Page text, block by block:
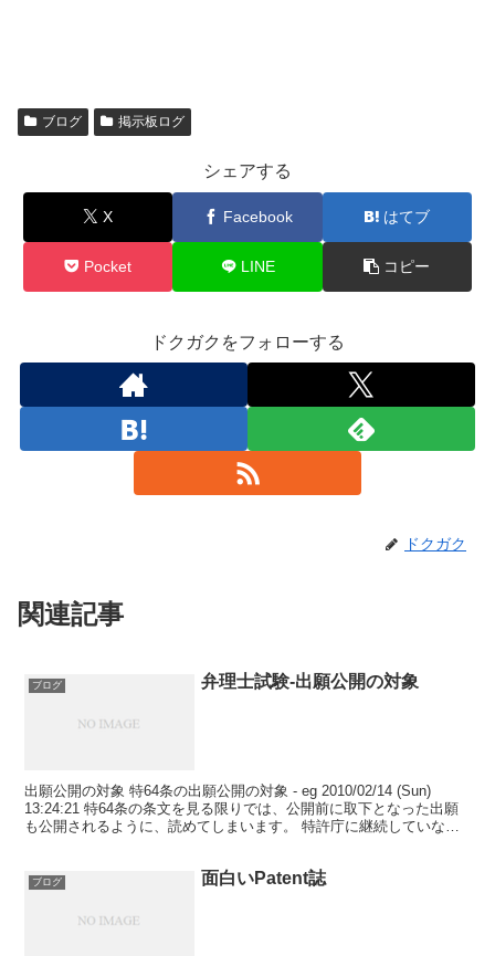
ブログ 掲示板ログ
シェアする
X Facebook はてブ
Pocket LINE コピー
ドクガクをフォローする
ドクガク
関連記事
ブログ 弁理士試験-出願公開の対象
出願公開の対象 特64条の出願公開の対象 - eg 2010/02/14 (Sun)
13:24:21 特64条の条文を見る限りでは、公開前に取下となった出願
も公開されるように、読めてしまいます。 特許庁に継続していない
ブログ 面白いPatent誌